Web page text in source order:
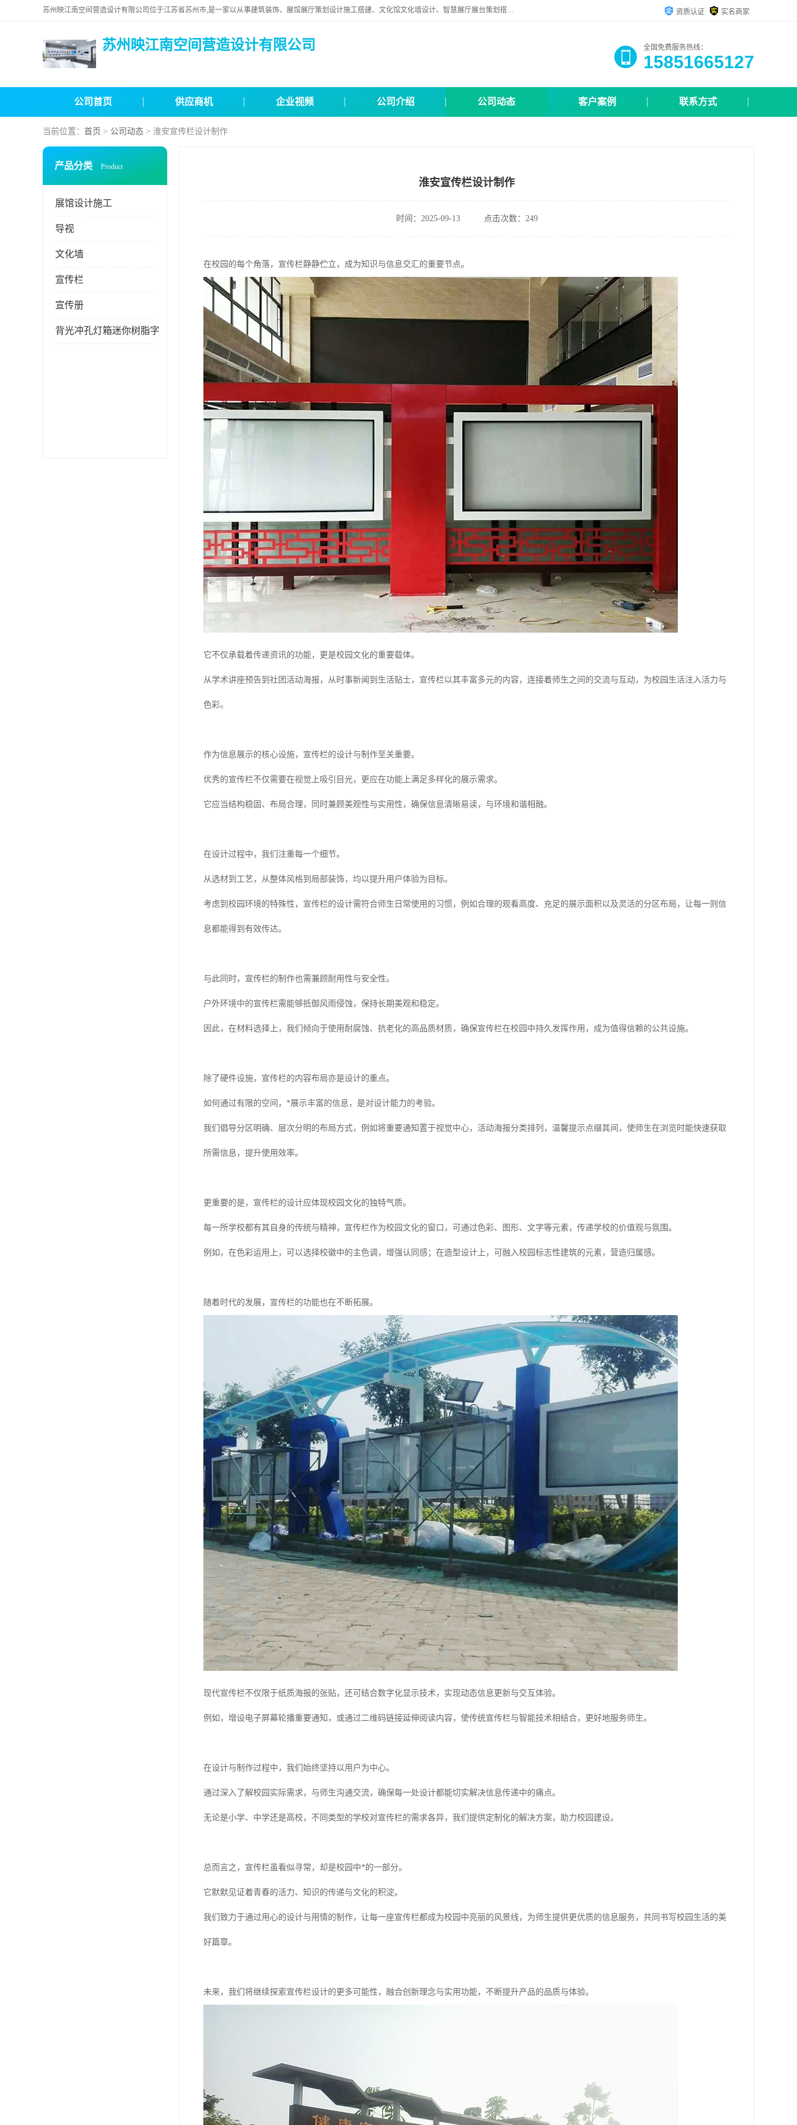
苏州映江南空间营造设计有限公司位于江苏省苏州市,是一家以从事建筑装饰、展馆展厅策划设计施工搭建、文化馆文化墙设计、智慧展厅展台策划搭建和其他建筑装饰装修业为主的企业。 资质认证 实名商家
苏州映江南空间营造设计有限公司 全国免费服务热线：
15851665127
公司首页 供应商机 企业视频 公司介绍 公司动态 客户案例 联系方式
当前位置： 首页 > 公司动态 > 淮安宣传栏设计制作
产品分类 Product
展馆设计施工
导视
文化墙
宣传栏
宣传册
背光冲孔灯箱迷你树脂字
淮安宣传栏设计制作
时间：2025-09-13 点击次数：249
在校园的每个角落，宣传栏静静伫立，成为知识与信息交汇的重要节点。
它不仅承载着传递资讯的功能，更是校园文化的重要载体。
从学术讲座预告到社团活动海报，从时事新闻到生活贴士，宣传栏以其丰富多元的内容，连接着师生之间的交流与互动，为校园生活注入活力与
色彩。
作为信息展示的核心设施，宣传栏的设计与制作至关重要。
优秀的宣传栏不仅需要在视觉上吸引目光，更应在功能上满足多样化的展示需求。
它应当结构稳固、布局合理，同时兼顾美观性与实用性，确保信息清晰易读，与环境和谐相融。
在设计过程中，我们注重每一个细节。
从选材到工艺，从整体风格到局部装饰，均以提升用户体验为目标。
考虑到校园环境的特殊性，宣传栏的设计需符合师生日常使用的习惯，例如合理的观看高度、充足的展示面积以及灵活的分区布局，让每一则信
息都能得到有效传达。
与此同时，宣传栏的制作也需兼顾耐用性与安全性。
户外环境中的宣传栏需能够抵御风雨侵蚀，保持长期美观和稳定。
因此，在材料选择上，我们倾向于使用耐腐蚀、抗老化的高品质材质，确保宣传栏在校园中持久发挥作用，成为值得信赖的公共设施。
除了硬件设施，宣传栏的内容布局亦是设计的重点。
如何通过有限的空间，*展示丰富的信息，是对设计能力的考验。
我们倡导分区明确、层次分明的布局方式，例如将重要通知置于视觉中心，活动海报分类排列，温馨提示点缀其间，使师生在浏览时能快速获取
所需信息，提升使用效率。
更重要的是，宣传栏的设计应体现校园文化的独特气质。
每一所学校都有其自身的传统与精神，宣传栏作为校园文化的窗口，可通过色彩、图形、文字等元素，传递学校的价值观与氛围。
例如，在色彩运用上，可以选择校徽中的主色调，增强认同感；在造型设计上，可融入校园标志性建筑的元素，营造归属感。
随着时代的发展，宣传栏的功能也在不断拓展。
现代宣传栏不仅限于纸质海报的张贴，还可结合数字化显示技术，实现动态信息更新与交互体验。
例如，增设电子屏幕轮播重要通知，或通过二维码链接延伸阅读内容，使传统宣传栏与智能技术相结合，更好地服务师生。
在设计与制作过程中，我们始终坚持以用户为中心。
通过深入了解校园实际需求，与师生沟通交流，确保每一处设计都能切实解决信息传递中的痛点。
无论是小学、中学还是高校，不同类型的学校对宣传栏的需求各异，我们提供定制化的解决方案，助力校园建设。
总而言之，宣传栏虽看似寻常，却是校园中*的一部分。
它默默见证着青春的活力、知识的传递与文化的积淀。
我们致力于通过用心的设计与用情的制作，让每一座宣传栏都成为校园中亮丽的风景线，为师生提供更优质的信息服务，共同书写校园生活的美
好篇章。
未来，我们将继续探索宣传栏设计的更多可能性，融合创新理念与实用功能，不断提升产品的品质与体验。